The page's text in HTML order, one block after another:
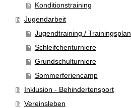
Konditionstraining
Jugendarbeit
Jugendtraining / Trainingsplan
Schleifchenturniere
Grundschulturniere
Sommerferiencamp
Inklusion - Behindertensport
Vereinsleben